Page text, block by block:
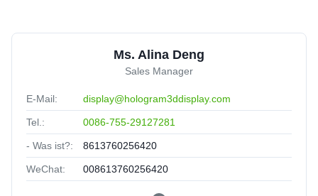
Ms. Alina Deng
Sales Manager
E-Mail: display@hologram3ddisplay.com
Tel.: 0086-755-29127281
- Was ist?: 8613760256420
WeChat: 008613760256420